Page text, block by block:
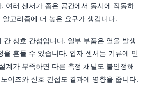
여러 센서가 좁은 공간에서 동시에 작동하
알고리즘에 더 높은 요구가 생깁니다.
간 상호 간섭입니다. 일부 부품은 열을 발생
을 흔들 수 있습니다. 입자 센서는 기류에 민
계가 부족하면 다른 측정 채널도 불안정해
이즈와 신호 간섭도 결과에 영향을 줍니다.